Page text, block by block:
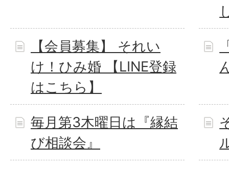
【会員募集】 それい
け！ひみ婚 【LINE登録
はこちら】
毎月第3木曜日は『縁結
び相談会』